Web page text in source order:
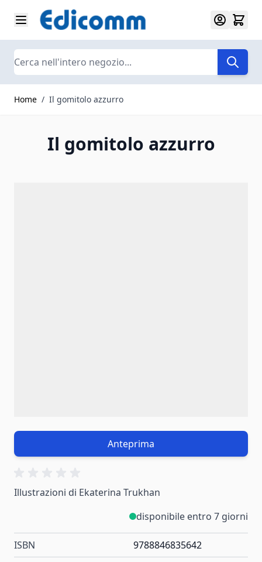
Salta al contenuto
Search
Home / Il gomitolo azzurro
Il gomitolo azzurro
Anteprima
Illustrazioni di Ekaterina Trukhan
disponibile entro 7 giorni
ISBN 9788846835642